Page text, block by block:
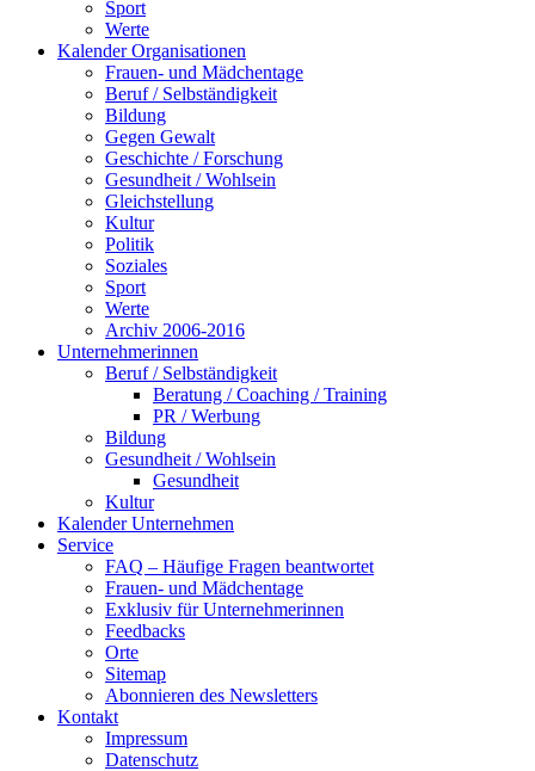
Sport
Werte
Kalender Organisationen
Frauen- und Mädchentage
Beruf / Selbständigkeit
Bildung
Gegen Gewalt
Geschichte / Forschung
Gesundheit / Wohlsein
Gleichstellung
Kultur
Politik
Soziales
Sport
Werte
Archiv 2006-2016
Unternehmerinnen
Beruf / Selbständigkeit
Beratung / Coaching / Training
PR / Werbung
Bildung
Gesundheit / Wohlsein
Gesundheit
Kultur
Kalender Unternehmen
Service
FAQ – Häufige Fragen beantwortet
Frauen- und Mädchentage
Exklusiv für Unternehmerinnen
Feedbacks
Orte
Sitemap
Abonnieren des Newsletters
Kontakt
Impressum
Datenschutz